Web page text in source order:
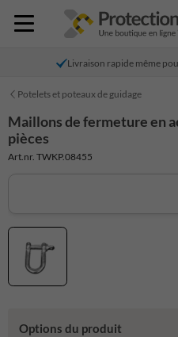
Livraison rapide même
Potelets et poteaux de guidage
Maillons de fermeture en
pièces
Art.nr. TWKP.08455
Options du produit